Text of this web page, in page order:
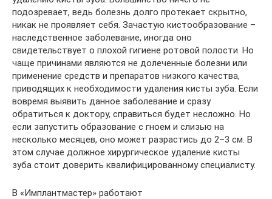
подозревает, ведь болезнь долго протекает скрытно,
никак не проявляет себя. Зачастую кистообразование –
наследственное заболевание, иногда оно
свидетельствует о плохой гигиене ротовой полости. Но
чаще причинами являются не долеченные болезни или
применение средств и препаратов низкого качества,
приводящих к необходимости удаления кисты зуба. Если
вовремя выявить данное заболевание и сразу
обратиться к доктору, справиться будет несложно. Но
если запустить образование с гноем и слизью на
несколько месяцев, оно может разрастись до 2–3 см. В
этом случае должное хирургическое удаление кисты
зуба стоит доверить квалифицированному специалисту.
В «Имплантмастер» работают